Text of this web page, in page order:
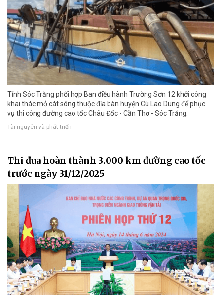
Tỉnh Sóc Trăng phối hợp Ban điều hành Trường Sơn 12 khởi công
khai thác mỏ cát sông thuộc địa bàn huyện Cù Lao Dung để phục
vụ thi công đường cao tốc Châu Đốc - Cần Thơ - Sóc Trăng.
Tài nguyên và phát triển
Thi đua hoàn thành 3.000 km đường cao tốc
trước ngày 31/12/2025